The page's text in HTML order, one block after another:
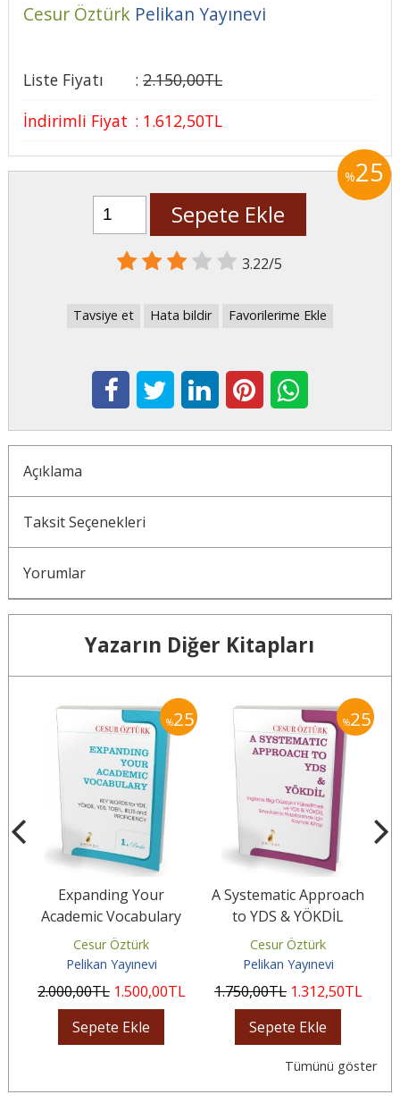
Cesur Öztürk Pelikan Yayınevi
Liste Fiyatı : 2.150,00TL
İndirimli Fiyat : 1.612,50TL
%25
Sepete Ekle
3.22/5
Tavsiye et Hata bildir Favorilerime Ekle
Açıklama
Taksit Seçenekleri
Yorumlar
Yazarın Diğer Kitapları
%25
Expanding Your
Academic Vocabulary
Cesur Öztürk
Pelikan Yayınevi
2.000,00TL 1.500,00TL
Sepete Ekle
%25
A Systematic Approach
to YDS & YÖKDİL
Cesur Öztürk
Pelikan Yayınevi
1.750,00TL 1.312,50TL
Sepete Ekle
Tümünü göster